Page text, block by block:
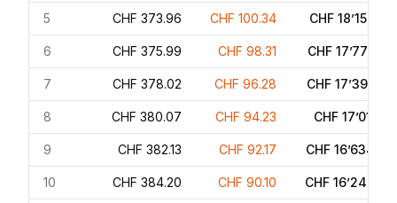
5 CHF 373.96 CHF 100.34 CHF 18’150.24
6 CHF 375.99 CHF 98.31 CHF 17’774.26
7 CHF 378.02 CHF 96.28 CHF 17’396.23
8 CHF 380.07 CHF 94.23 CHF 17’016.16
9 CHF 382.13 CHF 92.17 CHF 16’634.04
10 CHF 384.20 CHF 90.10 CHF 16’249.84